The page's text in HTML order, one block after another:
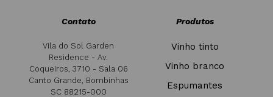
Contato
Vila do Sol Garden
Residence - Av.
Coqueiros, 3710 - Sala 06
Canto Grande, Bombinhas
SC 88215-000
Produtos
Vinho tinto
Vinho branco
Espumantes